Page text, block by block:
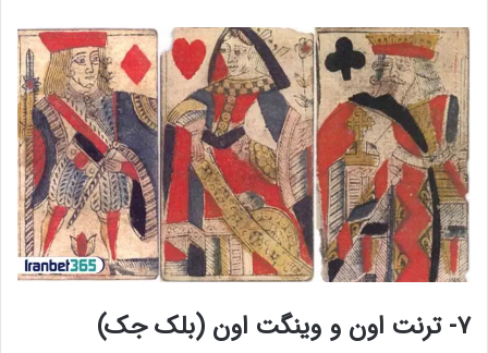
۷- ترنت اون و وینگت اون (بلک جک)